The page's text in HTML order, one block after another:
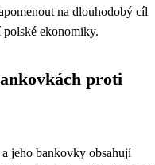
na dlouhodobý cíl
ekonomiky.
proti
jeho bankovky obsahují